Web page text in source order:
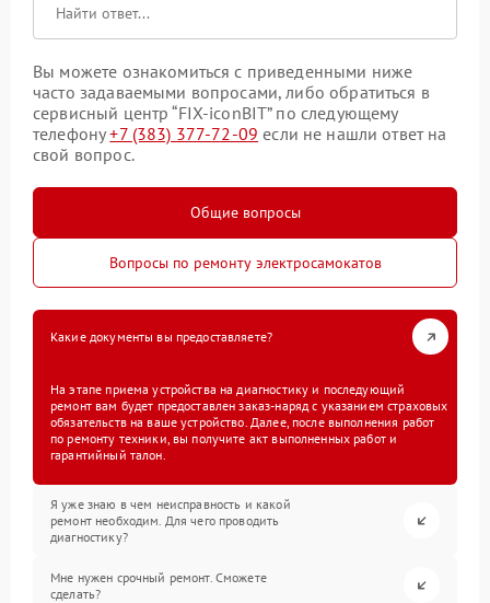
Вы можете ознакомиться с приведенными ниже
часто задаваемыми вопросами, либо обратиться в
сервисный центр “FIX-iconBIT” по следующему
телефону+7 (383) 377-72-09 если не нашли ответ на
свой вопрос.
Общие вопросы
Вопросы по ремонту электросамокатов
Какие документы вы предоставляете?
На этапе приема устройства на диагностику и последующий
ремонт вам будет предоставлен заказ-наряд с указанием страховых
обязательств на ваше устройство. Далее, после выполнения работ
по ремонту техники, вы получите акт выполненных работ и
гарантийный талон.
Я уже знаю в чем неисправность и какой
ремонт необходим. Для чего проводить
диагностику?
Мне нужен срочный ремонт. Сможете
сделать?